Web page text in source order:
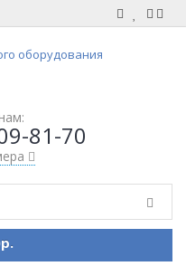
81-70